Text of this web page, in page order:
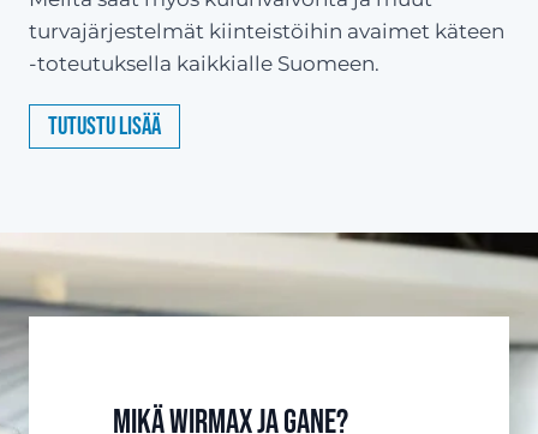
turvajärjestelmät kiinteistöihin avaimet käteen
-toteutuksella kaikkialle Suomeen.
Tutustu lisää
Mikä Wirmax ja Gane?